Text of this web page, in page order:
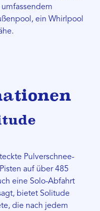
ein Whirlpool
Pulverschnee-
auf über 485
eine Solo-Abfahrt
bietet Solitude
die nach jedem